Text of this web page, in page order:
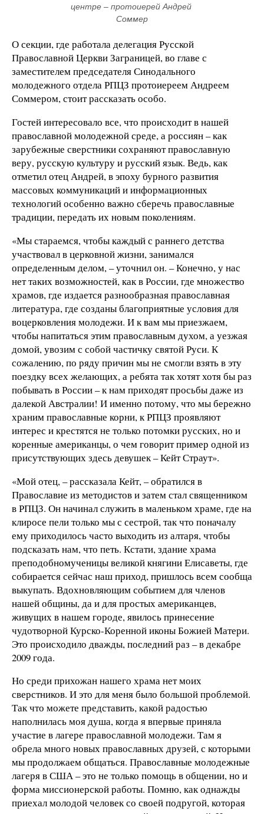
центре – протоиерей Андрей
Соммер
О секции, где работала делегация Русской
Православной Церкви Заграницей, во главе с
заместителем председателя Синодального
молодежного отдела РПЦЗ протоиереем Андреем
Соммером, стоит рассказать особо.
Гостей интересовало все, что происходит в нашей
православной молодежной среде, а россиян – как
зарубежные сверстники сохраняют православную
веру, русскую культуру и русский язык. Ведь, как
отметил отец Андрей, в эпоху бурного развития
массовых коммуникаций и информационных
технологий особенно важно сберечь православные
традиции, передать их новым поколениям.
«Мы стараемся, чтобы каждый с раннего детства
участвовал в церковной жизни, занимался
определенным делом, – уточнил он. – Конечно, у нас
нет таких возможностей, как в России, где множество
храмов, где издается разнообразная православная
литература, где созданы благоприятные условия для
воцерковления молодежи. И к вам мы приезжаем,
чтобы напитаться этим православным духом, а уезжая
домой, увозим с собой частичку святой Руси. К
сожалению, по ряду причин мы не смогли взять в эту
поездку всех желающих, а ребята так хотят хотя бы раз
побывать в России – к нам приходят просьбы даже из
далекой Австралии! И именно потому, что мы бережно
храним православные корни, к РПЦЗ проявляют
интерес и крестятся не только потомки русских, но и
коренные американцы, о чем говорит пример одной из
присутствующих здесь девушек – Кейт Страут».
«Мой отец, – рассказала Кейт, – обратился в
Православие из методистов и затем стал священником
в РПЦЗ. Он начинал служить в маленьком храме, где на
клиросе пели только мы с сестрой, так что поначалу
ему приходилось часто выходить из алтаря, чтобы
подсказать нам, что петь. Кстати, здание храма
преподобномученицы великой княгини Елисаветы, где
собирается сейчас наш приход, пришлось всем сообща
выкупать. Вдохновляющим событием для членов
нашей общины, да и для простых американцев,
живущих в нашем городе, явилось принесение
чудотворной Курско-Коренной иконы Божией Матери.
Это происходило дважды, последний раз – в декабре
2009 года.
Но среди прихожан нашего храма нет моих
сверстников. И это для меня было большой проблемой.
Так что можете представить, какой радостью
наполнилась моя душа, когда я впервые приняла
участие в лагере православной молодежи. Там я
обрела много новых православных друзей, с которыми
мы продолжаем общаться. Православные молодежные
лагеря в США – это не только помощь в общении, но и
форма миссионерской работы. Помню, как однажды
приехал молодой человек со своей подругой, которая